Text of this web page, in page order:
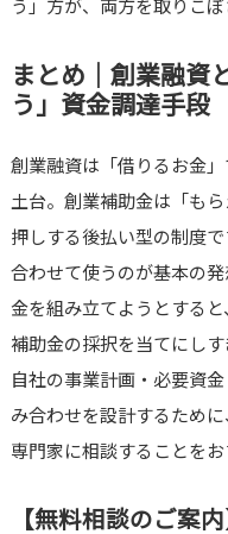
う」方が、両方を取りこ
まとめ｜創業融資
う」資金調達手段
創業融資は「借りるお金
土台。創業補助金は「も
押しする後払い型の制度
合わせて使うのが基本の
金を組み立てようとすると
補助金の採択を当てにしす
自社の事業計画・必要資
み合わせを設計するため
専門家に相談することをお
【無料相談のご案内